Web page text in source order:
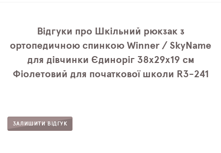
Відгуки про Шкільний рюкзак з
ортопедичною спинкою Winner / SkyName
для дівчинки Єдиноріг 38х29х19 см
Фіолетовий для початкової школи R3-241
ЗАЛИШИТИ ВІДГУК